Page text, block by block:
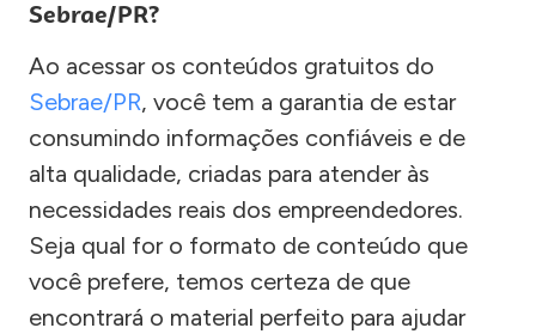
Sebrae/PR?
Ao acessar os conteúdos gratuitos do
Sebrae/PR, você tem a garantia de estar
consumindo informações confiáveis e de
alta qualidade, criadas para atender às
necessidades reais dos empreendedores.
Seja qual for o formato de conteúdo que
você prefere, temos certeza de que
encontrará o material perfeito para ajudar